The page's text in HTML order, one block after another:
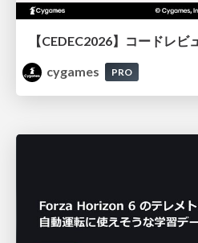
cygames
PRO